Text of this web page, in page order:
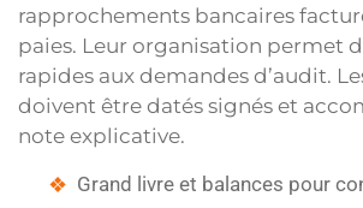
rapprochements bancaires
paies. Leur organisation permet
rapides aux demandes d’audit.
doivent être datés signés et
note explicative.
Grand livre et balances pour